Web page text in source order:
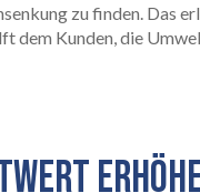
zu finden. Das
dem Kunden, die